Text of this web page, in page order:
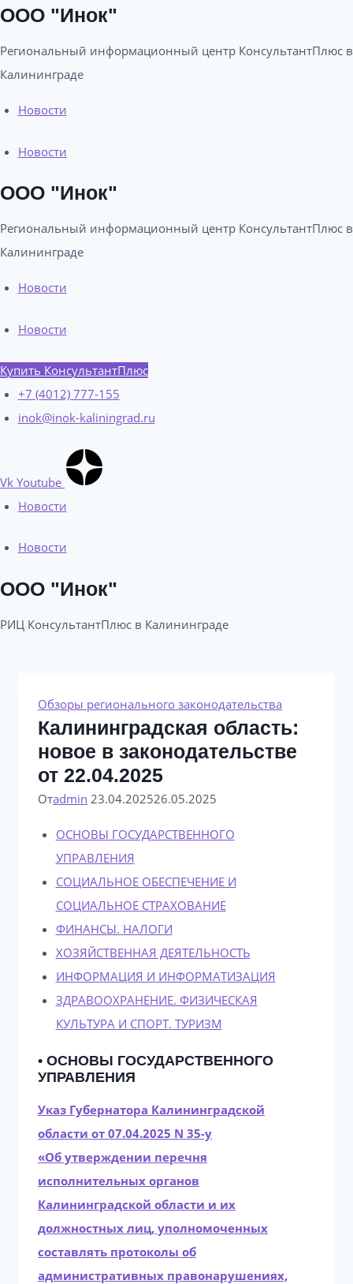
ООО "Инок"
Региональный информационный центр КонсультантПлюс в
Калининграде​
Новости
Новости
ООО "Инок"
Региональный информационный центр КонсультантПлюс в
Калининграде​
Новости
Новости
Купить КонсультантПлюс
+7 (4012) 777-155
inok@inok-kaliningrad.ru
Vk Youtube
Новости
Новости
ООО "Инок"
РИЦ КонсультантПлюс в Калининграде​
Обзоры регионального законодательства
Калининградская область:
новое в законодательстве
от 22.04.2025
Отadmin 23.04.202526.05.2025
ОСНОВЫ ГОСУДАРСТВЕННОГО
УПРАВЛЕНИЯ
СОЦИАЛЬНОЕ ОБЕСПЕЧЕНИЕ И
СОЦИАЛЬНОЕ СТРАХОВАНИЕ
ФИНАНСЫ. НАЛОГИ
ХОЗЯЙСТВЕННАЯ ДЕЯТЕЛЬНОСТЬ
ИНФОРМАЦИЯ И ИНФОРМАТИЗАЦИЯ
ЗДРАВООХРАНЕНИЕ. ФИЗИЧЕСКАЯ
КУЛЬТУРА И СПОРТ. ТУРИЗМ
• ОСНОВЫ ГОСУДАРСТВЕННОГО
УПРАВЛЕНИЯ
Указ Губернатора Калининградской
области от 07.04.2025 N 35-у
«Об утверждении перечня
исполнительных органов
Калининградской области и их
должностных лиц, уполномоченных
составлять протоколы об
административных правонарушениях,